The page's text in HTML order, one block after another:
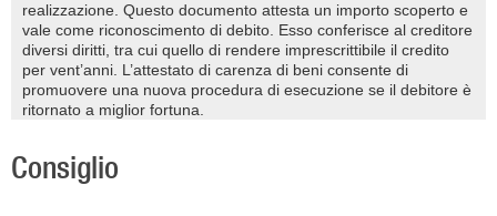
realizzazione. Questo documento attesta un importo scoperto e
vale come riconoscimento di debito. Esso conferisce al creditore
diversi diritti, tra cui quello di rendere imprescrittibile il credito
per vent’anni. L’attestato di carenza di beni consente di
promuovere una nuova procedura di esecuzione se il debitore è
ritornato a miglior fortuna.
Consiglio